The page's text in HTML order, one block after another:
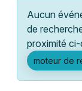
Grands
Activité &
Lille
Lyon
Marseille
Aucun
de
proximité
moteur de
Quand ?